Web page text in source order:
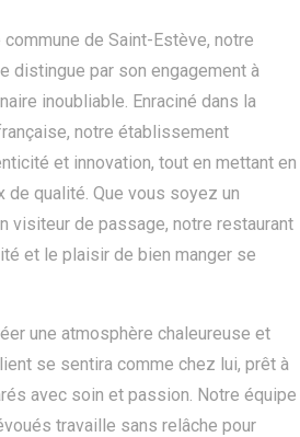
de Saint-Estève, notre
distingue par son engagement à
inoubliable. Enraciné dans la
notre établissement
et innovation, tout en mettant en
de qualité. Que vous soyez un
visiteur de passage, notre restaurant
et le plaisir de bien manger se
une atmosphère chaleureuse et
se sentira comme chez lui, prêt à
avec soin et passion. Notre équipe
travaille sans relâche pour